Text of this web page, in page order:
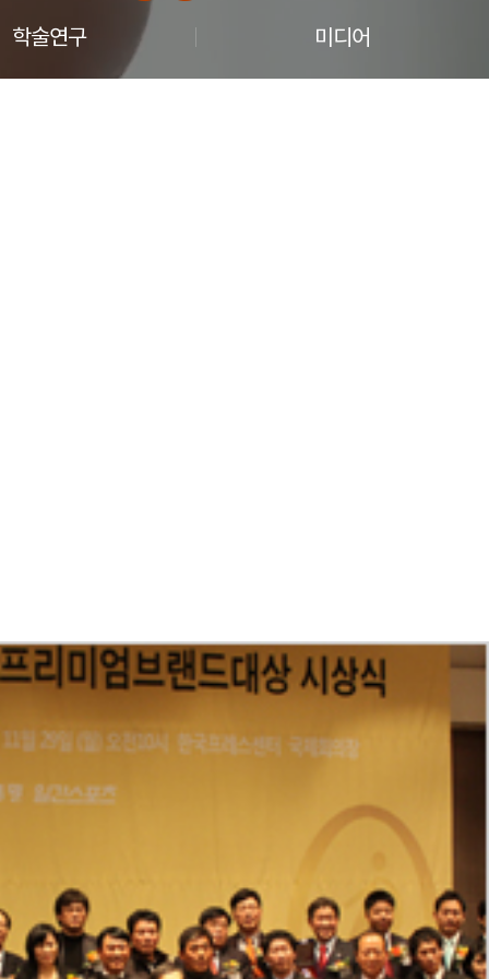
학술연구 미디어